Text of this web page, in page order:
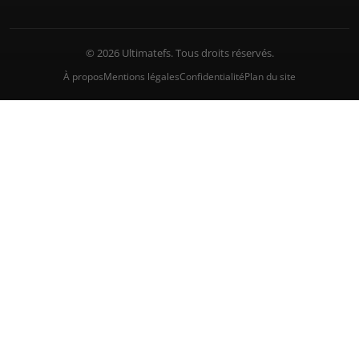
© 2026 Ultimatefs. Tous droits réservés.
À proposMentions légalesConfidentialitéPlan du site